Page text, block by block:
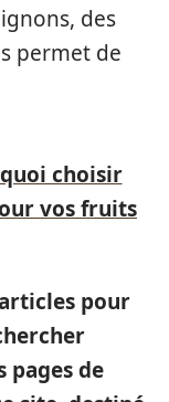
des
permet de
choisir
vos fruits
pour
pages de